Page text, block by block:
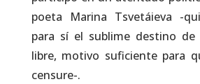
poeta Marina Tsvetáieva -
para sí el sublime destino
libre, motivo suficiente para
censure-.